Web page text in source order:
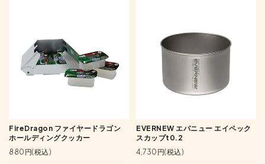
FireDragon ファイヤードラゴン
ホールディングクッカー
880円(税込)
EVERNEW エバニュー エイペック
スカップt0.2
4,730円(税込)